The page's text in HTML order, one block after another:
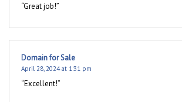
“Great job!”
Domain for Sale
April 28, 2024 at 1:31 pm
“Excellent!”